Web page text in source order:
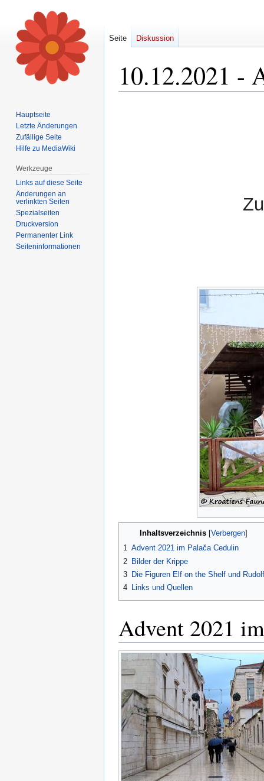
10.12.2021 -
Inhaltsverzeichnis
1 Advent 2021 im Palača Cedulin
2 Bilder der Krippe
3 Die Figuren Elf on the Shelf und Rudolf
4 Links und Quellen
Advent 2021
Seite Diskussion
Hauptseite
Letzte Änderungen
Zufällige Seite
Hilfe zu MediaWiki
Werkzeuge
Links auf diese Seite
Änderungen an
verlinkten Seiten
Spezialseiten
Druckversion
Permanenter Link
Seiten­informationen